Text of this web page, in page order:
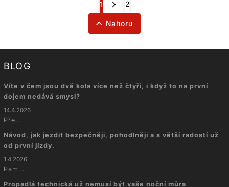
1 2
Nahoru
BLOG
Víte v čem jsou dvě kola více než čtyři, i když to na první
dojem nedává smysl?
14.4.2026
Pře...
Návod, jak jezdit bezpečněji, pohodlněji a s větší radostí už
od první jízdy.
1.4.2026
Pam...
Propadlá technická už nemusí být vaše noční můra